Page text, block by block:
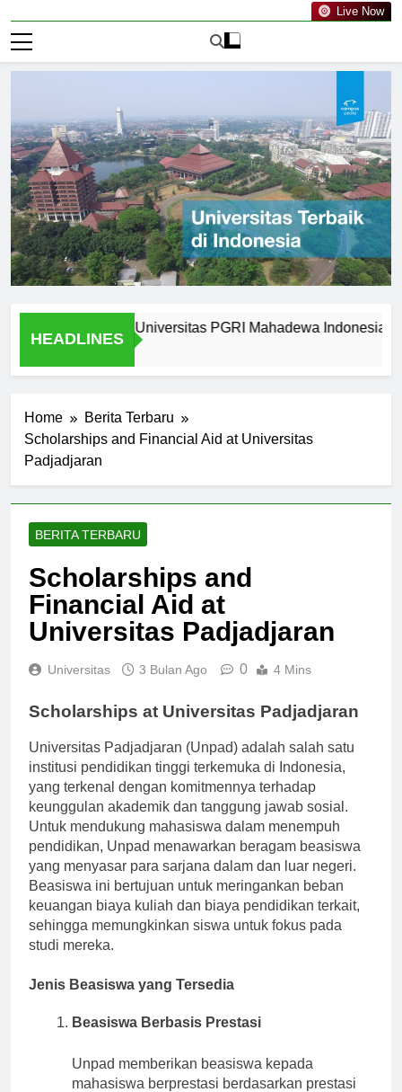
Live Now
HEADLINES
Events at Universitas PGRI Mahadewa Indonesia
Home
Berita Terbaru
Scholarships and Financial Aid at Universitas
Padjadjaran
BERITA TERBARU
Scholarships and
Financial Aid at
Universitas Padjadjaran
Universitas 3 Bulan Ago 0 4 Mins
Scholarships at Universitas Padjadjaran
Universitas Padjadjaran (Unpad) adalah salah satu
institusi pendidikan tinggi terkemuka di Indonesia,
yang terkenal dengan komitmennya terhadap
keunggulan akademik dan tanggung jawab sosial.
Untuk mendukung mahasiswa dalam menempuh
pendidikan, Unpad menawarkan beragam beasiswa
yang menyasar para sarjana dalam dan luar negeri.
Beasiswa ini bertujuan untuk meringankan beban
keuangan biaya kuliah dan biaya pendidikan terkait,
sehingga memungkinkan siswa untuk fokus pada
studi mereka.
Jenis Beasiswa yang Tersedia
Beasiswa Berbasis Prestasi
Unpad memberikan beasiswa kepada
mahasiswa berprestasi berdasarkan prestasi